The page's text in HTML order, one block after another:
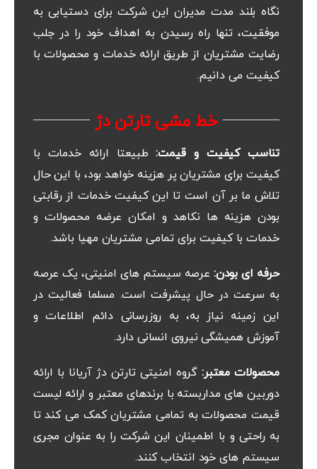
نگاه بلند مدت مدیران این شرکت برای دستیابی به
موفقیت، تنها راه رسیدن به اهداف خود را در جلب
رضایت مشتریان از طریق ارائه خدمات و محصولات با
کیفیت می دانیم.
خط مشی تارتن دژ
تناسب کیفیت و قیمت:طبیعتا ارائه خدمات با
کیفیت برای مشتریان پر هزینه خواهد بود، با این حال
تلاش ما بر آن است تا این کیفیت خدمات از رقابتی
بودن هزینه ها نکاهد و امکان عرضه محصولات و
خدمات با کیفیت برای تمامی مشتریان مهیا باشد.
حرفه ای بودن: عرصه سیستم های امنیتی، یک عرصه
به سرعت در حال پیشرفت است. مسلما فعالیت در
این زمینه نیاز به، به روزرسانی دائم اطلاعات و
آموزش همیشگی نیروی انسانی دارد.
محصولات معتبر:گروه امنیتی تارتن دژ آریانا با ارائه
دوربین های مداربسته با برندهای معتبر و ارائه لیست
قیمت محصولات به تمامی مشتریان کمک می کند تا
به راحتی و با اطمینان این شرکت را به عنوان مجری
سیستم های خود انتخاب کنند.